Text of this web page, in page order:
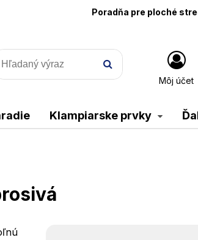
Poradňa pre ploché
Môj účet
Klampiarske prvky